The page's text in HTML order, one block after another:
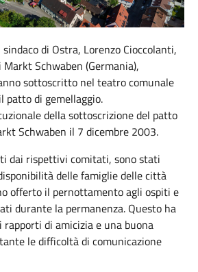
di Ostra, Lorenzo Cioccolanti,
Schwaben (Germania),
sottoscritto nel teatro comunale
patto di gemellaggio.
della sottoscrizione del patto
Schwaben il 7 dicembre 2003.
dai rispettivi comitati, sono stati
delle famiglie delle città
offerto il pernottamento agli ospiti e
durante la permanenza. Questo ha
di amicizia e una buona
le difficoltà di comunicazione